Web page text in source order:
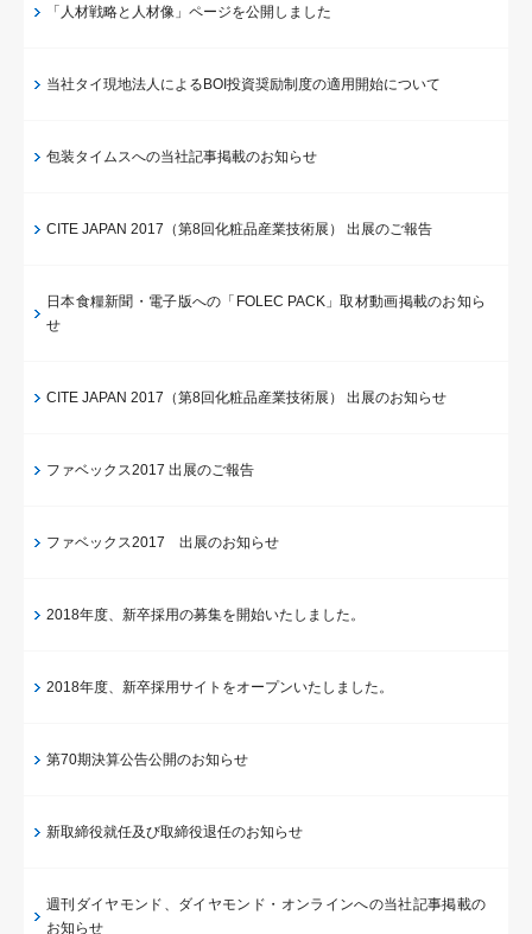
「人材戦略と人材像」ページを公開しました
当社タイ現地法人によるBOI投資奨励制度の適用開始について
包装タイムスへの当社記事掲載のお知らせ
CITE JAPAN 2017（第8回化粧品産業技術展） 出展のご報告
日本食糧新聞・電子版への「FOLEC PACK」取材動画掲載のお知ら
せ
CITE JAPAN 2017（第8回化粧品産業技術展） 出展のお知らせ
ファベックス2017 出展のご報告
ファベックス2017 出展のお知らせ
2018年度、新卒採用の募集を開始いたしました。
2018年度、新卒採用サイトをオープンいたしました。
第70期決算公告公開のお知らせ
新取締役就任及び取締役退任のお知らせ
週刊ダイヤモンド、ダイヤモンド・オンラインへの当社記事掲載の
お知らせ